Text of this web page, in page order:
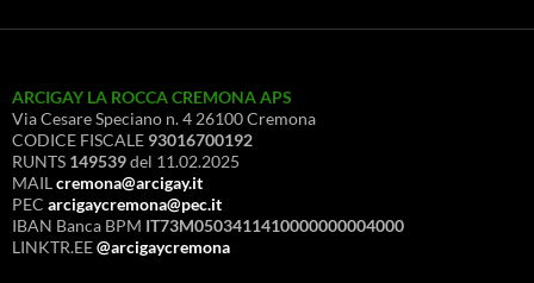
ARCIGAY LA ROCCA CREMONA APS
Via Cesare Speciano n. 4 26100 Cremona
CODICE FISCALE 93016700192
RUNTS 149539del 11.02.2025
MAIL cremona@arcigay.it
PEC arcigaycremona@pec.it
IBAN Banca BPM IT73M0503411410000000004000
LINKTR.EE@arcigaycremona